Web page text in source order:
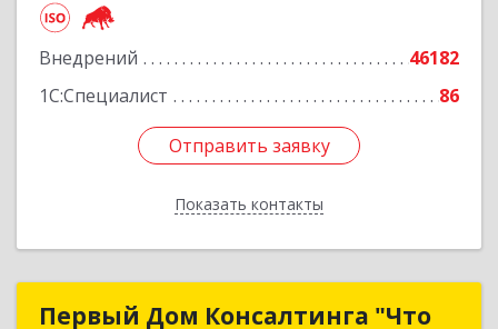
Внедрений
46182
1С:Специалист
86
Отправить заявку
Показать контакты
Отправить заявку
Назад
Первый Дом Консалтинга "Что
Первый Дом Консалтинга "Что